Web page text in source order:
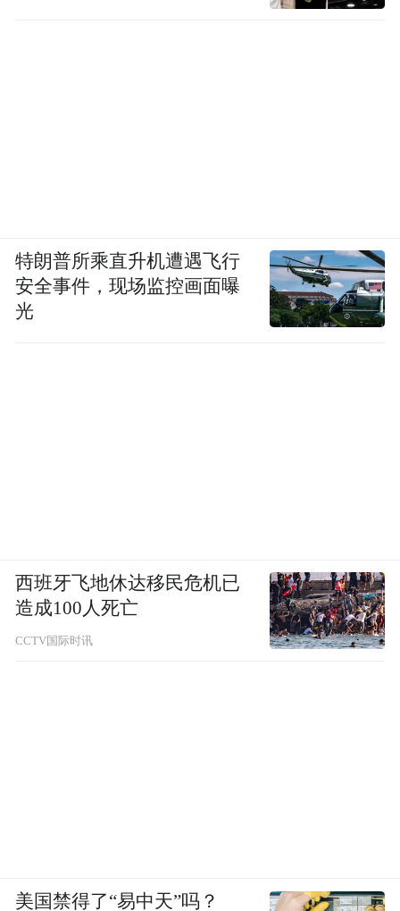
特朗普所乘直升机遭遇飞行
安全事件，现场监控画面曝
光
西班牙飞地休达移民危机已
造成100人死亡
CCTV国际时讯
美国禁得了“易中天”吗？